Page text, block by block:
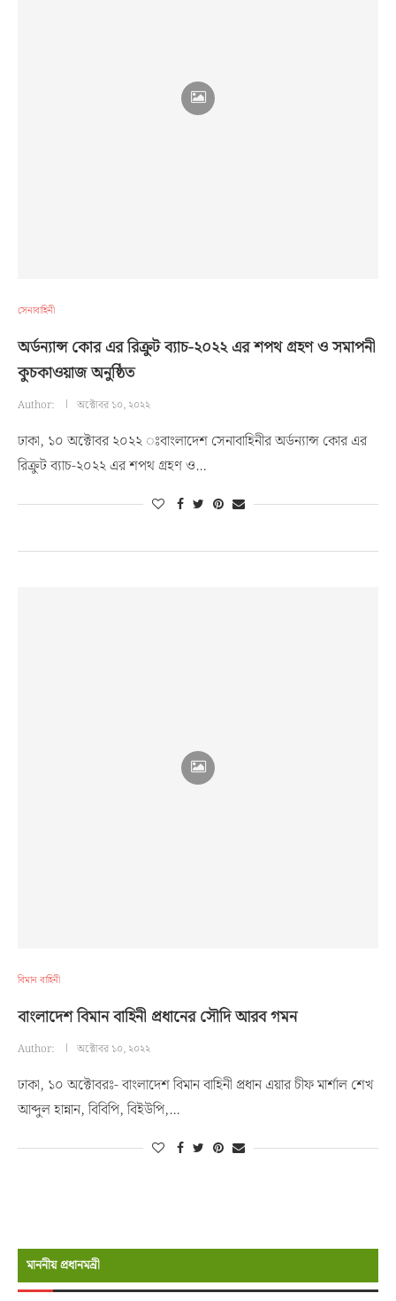
সেনাবাহিনী
অর্ডন্যান্স কোর এর রিক্রুট ব্যাচ-২০২২ এর শপথ গ্রহণ ও সমাপনী
কুচকাওয়াজ অনুষ্ঠিত
Author: অক্টোবর ১০, ২০২২
ঢাকা, ১০ অক্টোবর ২০২২ ঃবাংলাদেশ সেনাবাহিনীর অর্ডন্যান্স কোর এর
রিক্রুট ব্যাচ-২০২২ এর শপথ গ্রহণ ও…
বিমান বাহিনী
বাংলাদেশ বিমান বাহিনী প্রধানের সৌদি আরব গমন
Author: অক্টোবর ১০, ২০২২
ঢাকা, ১০ অক্টোবরঃ- বাংলাদেশ বিমান বাহিনী প্রধান এয়ার চীফ মার্শাল শেখ
আব্দুল হান্নান, বিবিপি, বিইউপি,…
মাননীয় প্রধানমন্রী